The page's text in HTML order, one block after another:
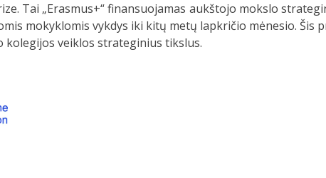
Tai „Erasmus+“ finansuojamas aukštojo mokslo
mokyklomis vykdys iki kitų metų lapkričio mėnesio. Šis
kolegijos veiklos strateginius tikslus.